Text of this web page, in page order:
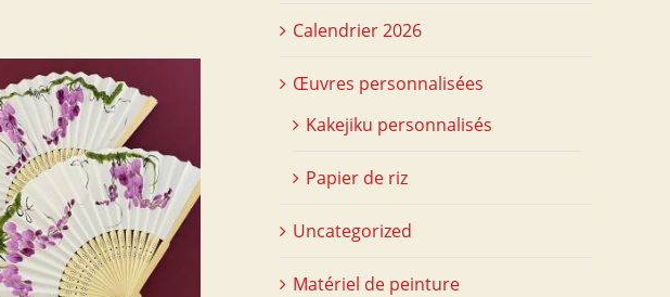
Calendrier 2026
Œuvres personnalisées
Kakejiku personnalisés
Papier de riz
Uncategorized
Matériel de peinture